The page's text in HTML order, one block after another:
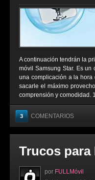
A continuación tendrán la
móvil Samsung Star. Es
una complicación a la
sacarle el máximo
comprensión y comodidad.
3 COMENTARIOS
Trucos para
por FULLMóvil